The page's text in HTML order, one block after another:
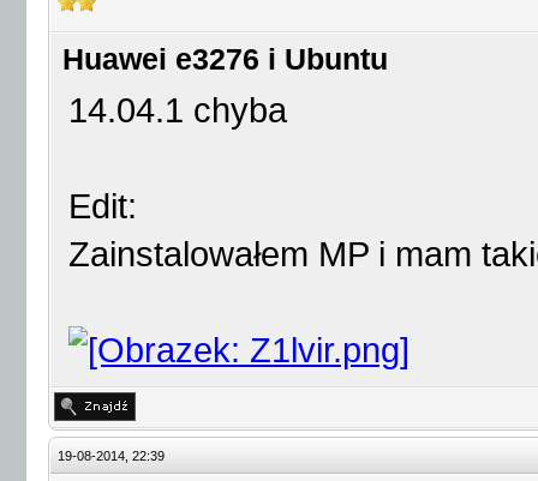
Huawei e3276 i Ubuntu
14.04.1 chyba
Edit:
Zainstalowałem MP i mam
19-08-2014, 22:39